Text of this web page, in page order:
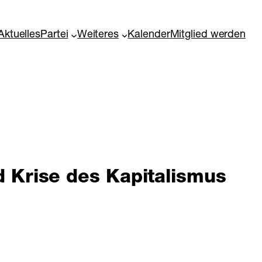
Partei Weiteres KalenderMitglied werden
Krise des Kapitalismus